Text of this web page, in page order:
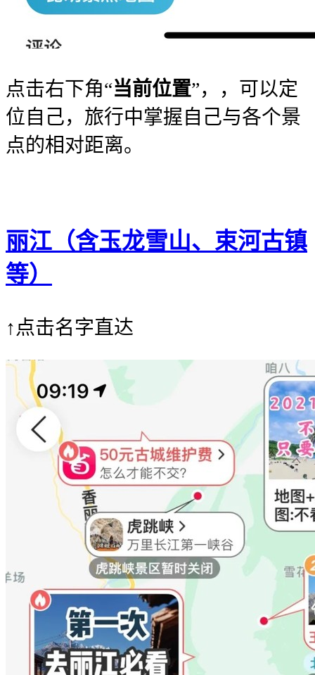
点击右下角“当前位置”，，可以定
位自己，旅行中掌握自己与各个景
点的相对距离。
丽江（含玉龙雪山、束河古镇
等）
↑点击名字直达